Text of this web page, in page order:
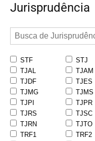
Jurisprudência
STF STJ
TJAL
TJAM
TJDF
TJES
TJMG
TJMS
TJPI
TJPR
TJRS
TJSC
TJRN
TJTO
TRF1
TRF2